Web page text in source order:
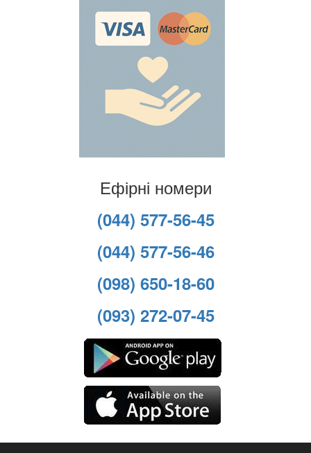
Ефірні номери
(044) 577-56-45
(044) 577-56-46
(098) 650-18-60
(093) 272-07-45